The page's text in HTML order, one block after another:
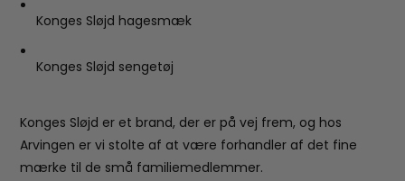
Konges Sløjd hagesmæk
Konges Sløjd sengetøj
Konges Sløjd er et brand, der er på vej frem, og hos
Arvingen er vi stolte af at være forhandler af det fine
mærke til de små familiemedlemmer.